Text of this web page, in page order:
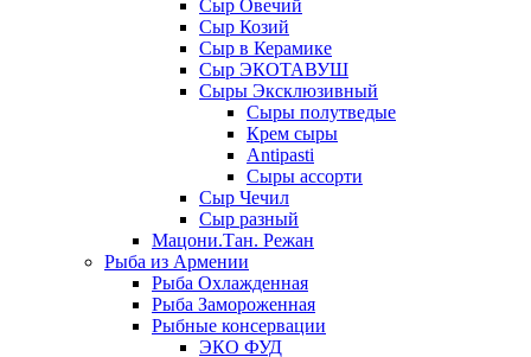
Сыр Овечий
Сыр Козий
Сыр в Керамике
Сыр ЭКОТАВУШ
Сыры Эксклюзивный
Сыры полутведые
Крем сыры
Antipasti
Сыры ассорти
Сыр Чечил
Сыр разный
Мацони.Тан. Режан
Рыба из Армении
Рыба Охлажденная
Рыба Замороженная
Рыбные консервации
ЭКО ФУД